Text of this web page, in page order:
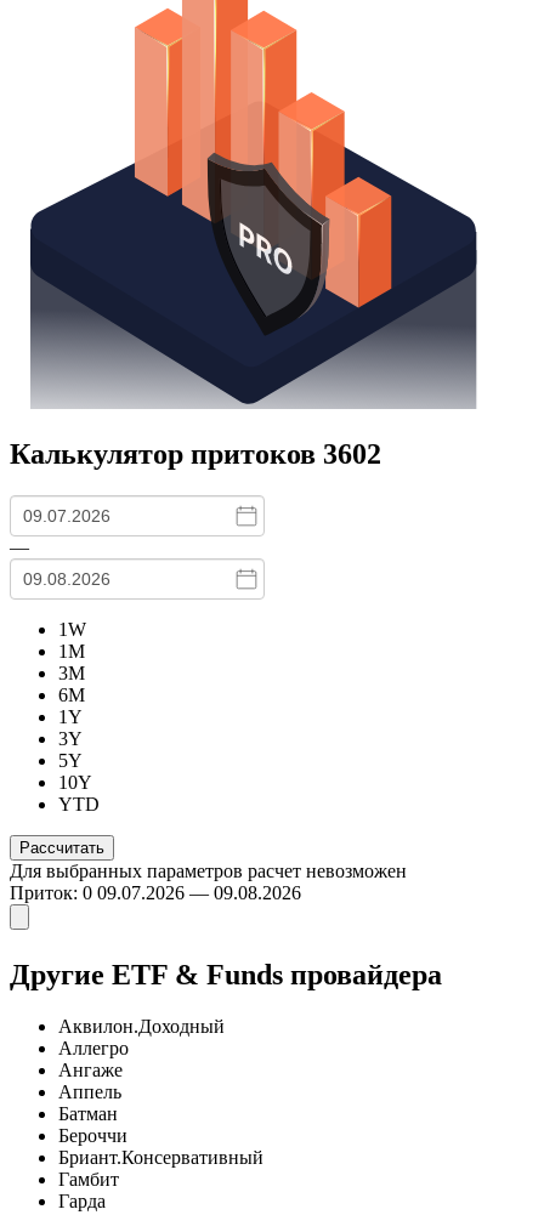
Калькулятор притоков 3602
—
1W
1M
3M
6M
1Y
3Y
5Y
10Y
YTD
Для выбранных параметров расчет невозможен
Приток: 0 09.07.2026 — 09.08.2026
Другие ETF & Funds провайдера
Аквилон.Доходный
Аллегро
Ангаже
Аппель
Батман
Бероччи
Бриант.Консервативный
Гамбит
Гарда